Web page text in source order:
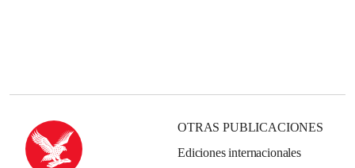
OTRAS PUBLICACIONES
Ediciones internacionales